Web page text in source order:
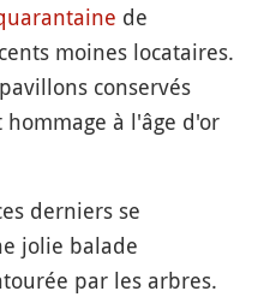
de
moines locataires.
conservés
à l'âge d'or
derniers se
jolie balade
par les arbres.